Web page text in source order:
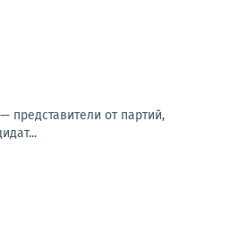
представители от партий,